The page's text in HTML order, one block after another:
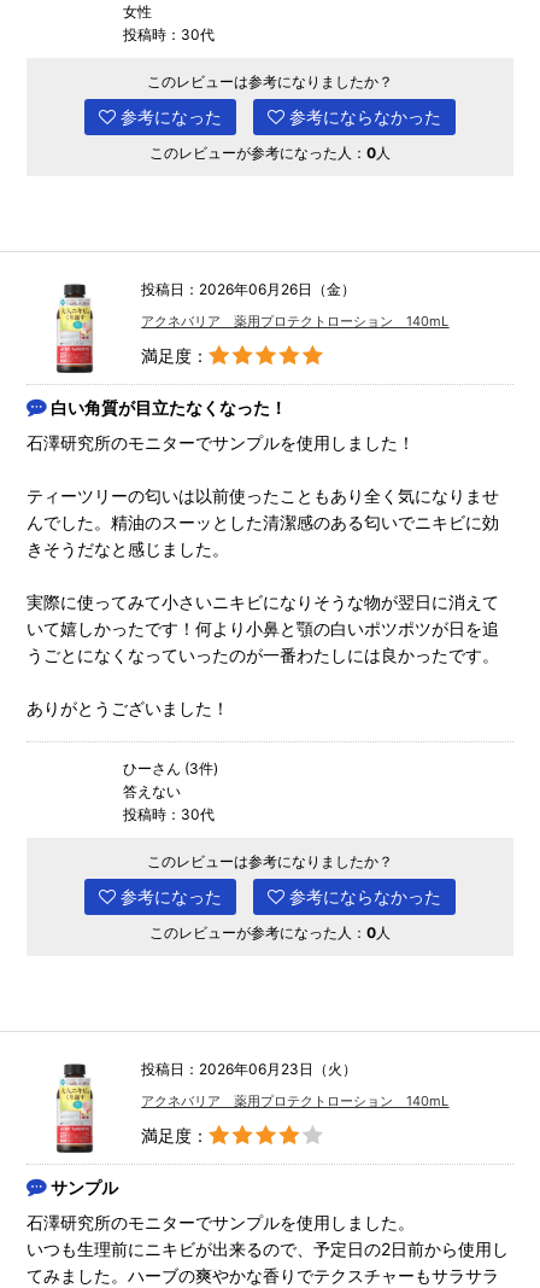
女性
投稿時：30代
このレビューは参考になりましたか？
参考になった 参考にならなかった
このレビューが参考になった人： 0 人
投稿日：2026年06月26日（金）
アクネバリア 薬用プロテクトローション 140mL
満足度：
白い角質が目立たなくなった！
石澤研究所のモニターでサンプルを使用しました！
ティーツリーの匂いは以前使ったこともあり全く気になりませ
んでした。精油のスーッとした清潔感のある匂いでニキビに効
きそうだなと感じました。
実際に使ってみて小さいニキビになりそうな物が翌日に消えて
いて嬉しかったです！何より小鼻と顎の白いポツポツが日を追
うごとになくなっていったのが一番わたしには良かったです。
ありがとうございました！
ひーさん (3件)
答えない
投稿時：30代
このレビューは参考になりましたか？
参考になった 参考にならなかった
このレビューが参考になった人： 0 人
投稿日：2026年06月23日（火）
アクネバリア 薬用プロテクトローション 140mL
満足度：
サンプル
石澤研究所のモニターでサンプルを使用しました。
いつも生理前にニキビが出来るので、予定日の2日前から使用し
てみました。ハーブの爽やかな香りでテクスチャーもサラサラ